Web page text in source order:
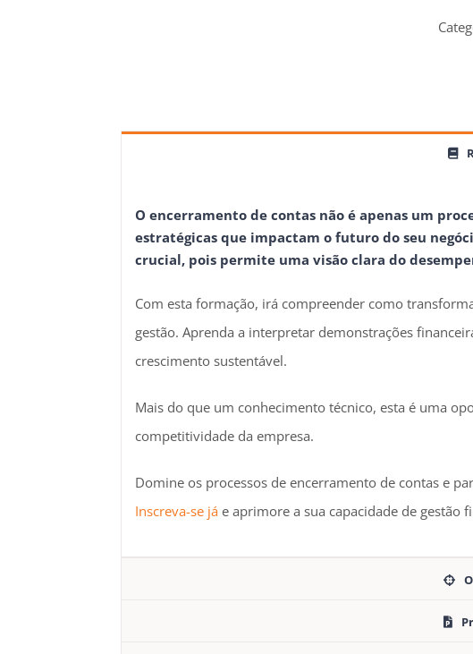
O encerramento de contas não é apenas um
estratégicas que impactam o futuro do seu
crucial, pois permite uma visão clara do
Com esta formação, irá compreender como
gestão. Aprenda a interpretar demonstrações
crescimento sustentável.
Mais do que um conhecimento técnico, esta é uma
competitividade da empresa.
Domine os processos de encerramento de contas e
Inscreva-se jáe aprimore a sua capacidade de gestão